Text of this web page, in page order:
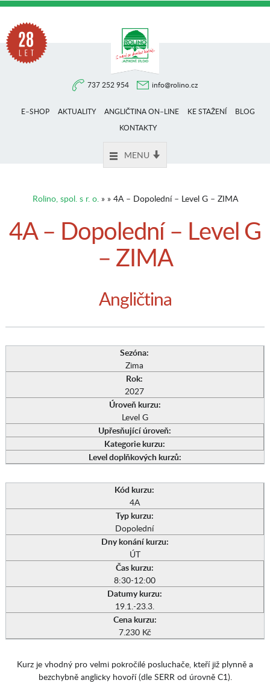
737 252 954 info@rolino.cz
E–SHOP AKTUALITY ANGLIČTINA ON–LINE KE STAŽENÍ
BLOG
KONTAKTY
MENU
Rolino, spol. s r. o.» » 4A – Dopolední – Level G – ZIMA
4A – Dopolední – Level G
– ZIMA
Angličtina
Sezóna:
Zima
Rok:
2027
Úroveň kurzu:
Level G
Upřesňující úroveň:
Kategorie kurzu:
Level doplňkových kurzů:
Kód kurzu:
4A
Typ kurzu:
Dopolední
Dny konání kurzu:
ÚT
Čas kurzu:
8:30-12:00
Datumy kurzu:
19.1.-23.3.
Cena kurzu:
7.230 Kč
Kurz je vhodný pro velmi pokročilé posluchače, kteří již plynně a
bezchybně anglicky hovoří (dle SERR od úrovně C1).